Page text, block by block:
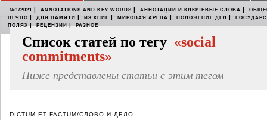
№1/2021 | ANNOTATIONS AND KEY WORDS | АННОТАЦИИ И КЛЮЧЕВЫЕ СЛОВА |
ВЕЧНО | ДЛЯ ПАМЯТИ | ИЗ КНИГ | МИРОВАЯ АРЕНА | ПОЛОЖЕНИЕ ДЕЛ |
ПОЛЯХ | РЕЦЕНЗИИ | РАЗНОЕ
Список статей по тегу «social
commitments»
Ниже представлены статьи с этим тегом
DICTUM ET FACTUM/СЛОВО И ДЕЛО